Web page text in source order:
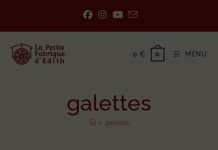
0 € 0 MENU
galettes
> galettes